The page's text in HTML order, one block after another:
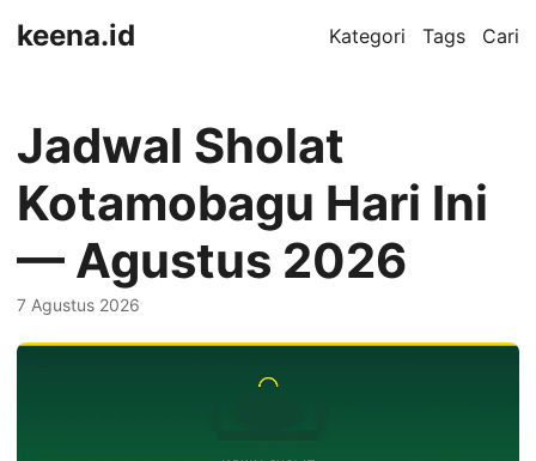
keena.id Kategori Tags Cari
Jadwal Sholat
Kotamobagu Hari Ini
— Agustus 2026
7 Agustus 2026